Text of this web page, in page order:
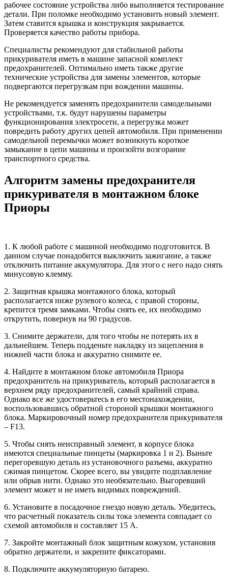
рабочее состояние устройства либо выполняется тестирование
детали. При поломке необходимо установить новый элемент.
Затем ставится крышка и конструкция закрывается.
Проверяется качество работы прибора.
Специалисты рекомендуют для стабильной работы
прикуривателя иметь в машине запасной комплект
предохранителей. Оптимально иметь также другие
технические устройства для замены элементов, которые
подвергаются перегрузкам при вождении машины.
Не рекомендуется заменять предохранители самодельными
устройствами, т.к. будут нарушены параметры
функционирования электросети, а перегрузка может
повредить работу других цепей автомобиля. При применении
самодельной перемычки может возникнуть короткое
замыкание в цепи машины и произойти возгорание
транспортного средства.
Алгоритм замены предохранителя
прикуривателя в монтажном блоке
Приоры
1. К любой работе с машиной необходимо подготовится. В
данном случае понадобится выключить зажигание, а также
отключить питание аккумулятора. Для этого с него надо снять
минусовую клемму.
2. Защитная крышка монтажного блока, который
располагается ниже рулевого колеса, с правой стороны,
крепится тремя замками. Чтобы снять ее, их необходимо
открутить, повернув на 90 градусов.
3. Снимите держатели, для того чтобы не потерять их в
дальнейшем. Теперь подденьте накладку из зацепления в
нижней части блока и аккуратно снимите ее.
4. Найдите в монтажном блоке автомобиля Приора
предохранитель на прикуриватель, который располагается в
верхнем ряду предохранителей, самый крайний справа.
Однако все же удостоверьтесь в его местонахождении,
воспользовавшись обратной стороной крышки монтажного
блока. Маркировочный номер предохранителя прикуривателя
– F13.
5. Чтобы снять неисправный элемент, в корпусе блока
имеются специальные пинцеты (маркировка 1 и 2). Выньте
перегоревшую деталь из установочного разъема, аккуратно
сжимая пинцетом. Скорее всего, вы увидите подплавление
или обрыв нити. Однако это необязательно. Выгоревший
элемент может и не иметь видимых повреждений.
6. Установите в посадочное гнездо новую деталь. Убедитесь,
что расчетный показатель силы тока элемента совпадает со
схемой автомобиля и составляет 15 А.
7. Закройте монтажный блок защитным кожухом, установив
обратно держатели, и закрепите фиксаторами.
8. Подключите аккумуляторную батарею.